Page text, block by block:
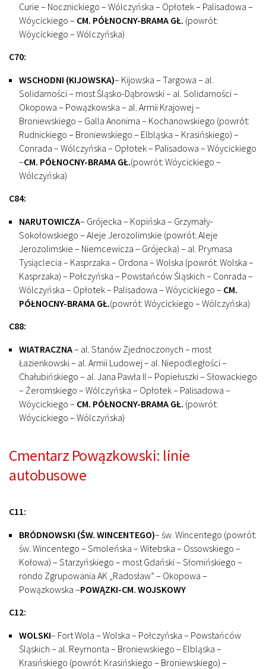
Curie – Nocznickiego – Wólczyńska – Opłotek – Palisadowa –
Wóycickiego – CM. PÓŁNOCNY-BRAMA GŁ. (powrót:
Wóycickiego – Wólczyńska)
C70:
WSCHODNI (KIJOWSKA)– Kijowska – Targowa – al.
Solidarności – most Śląsko-Dąbrowski – al. Solidarności –
Okopowa – Powązkowska – al. Armii Krajowej –
Broniewskiego – Galla Anonima – Kochanowskiego (powrót:
Rudnickiego – Broniewskiego – Elbląska – Krasińskiego) –
Conrada – Wólczyńska – Opłotek – Palisadowa – Wóycickiego
–CM. PÓŁNOCNY-BRAMA GŁ.(powrót: Wóycickiego –
Wólczyńska)
C84:
NARUTOWICZA– Grójecka – Kopińska – Grzymały-
Sokołowskiego – Aleje Jerozolimskie (powrót: Aleje
Jerozolimskie – Niemcewicza – Grójecka) – al. Prymasa
Tysiąclecia – Kasprzaka – Ordona – Wolska (powrót: Wolska –
Kasprzaka) – Połczyńska – Powstańców Śląskich – Conrada –
Wólczyńska – Opłotek – Palisadowa – Wóycickiego – CM.
PÓŁNOCNY-BRAMA GŁ.(powrót: Wóycickiego – Wólczyńska)
C88:
WIATRACZNA– al. Stanów Zjednoczonych – most
Łazienkowski – al. Armii Ludowej – al. Niepodległości –
Chałubińskiego – al. Jana Pawła II – Popiełuszki – Słowackiego
– Żeromskiego – Wólczyńska – Opłotek – Palisadowa –
Wóycickiego – CM. PÓŁNOCNY-BRAMA GŁ. (powrót:
Wóycickiego – Wólczyńska)
Cmentarz Powązkowski: linie
autobusowe
C11:
BRÓDNOWSKI (ŚW. WINCENTEGO)– św. Wincentego (powrót:
św. Wincentego – Smoleńska – Witebska – Ossowskiego –
Kołowa) – Starzyńskiego – most Gdański – Słomińskiego –
rondo Zgrupowania AK „Radosław” – Okopowa –
Powązkowska –POWĄZKI-CM. WOJSKOWY
C12:
WOLSKI– Fort Wola – Wolska – Połczyńska – Powstańców
Śląskich – al. Reymonta – Broniewskiego – Elbląska –
Krasińskiego (powrót: Krasińskiego – Broniewskiego) –